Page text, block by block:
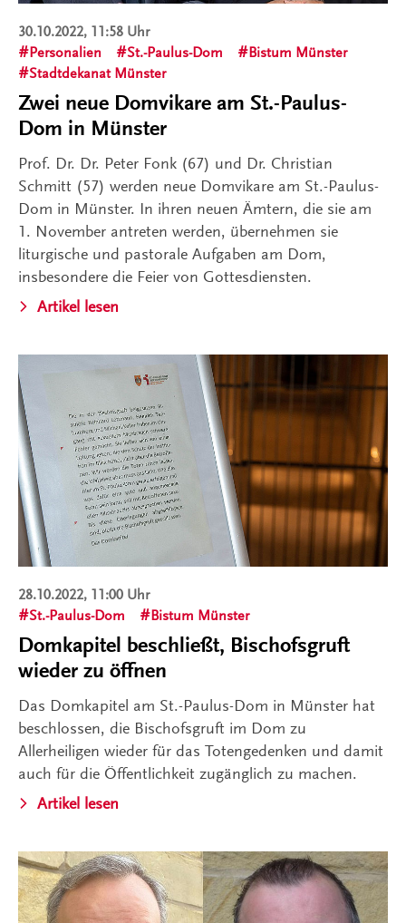
30.10.2022, 11:58 Uhr
Personalien
St.-Paulus-Dom
Bistum Münster
Stadtdekanat Münster
Zwei neue Domvikare am St.-Paulus-
Dom in Münster
Prof. Dr. Dr. Peter Fonk (67) und Dr. Christian
Schmitt (57) werden neue Domvikare am St.-Paulus-
Dom in Münster. In ihren neuen Ämtern, die sie am
1. November antreten werden, übernehmen sie
liturgische und pastorale Aufgaben am Dom,
insbesondere die Feier von Gottesdiensten.
Artikel lesen
28.10.2022, 11:00 Uhr
St.-Paulus-Dom
Bistum Münster
Domkapitel beschließt, Bischofsgruft
wieder zu öffnen
Das Domkapitel am St.-Paulus-Dom in Münster hat
beschlossen, die Bischofsgruft im Dom zu
Allerheiligen wieder für das Totengedenken und damit
auch für die Öffentlichkeit zugänglich zu machen.
Artikel lesen